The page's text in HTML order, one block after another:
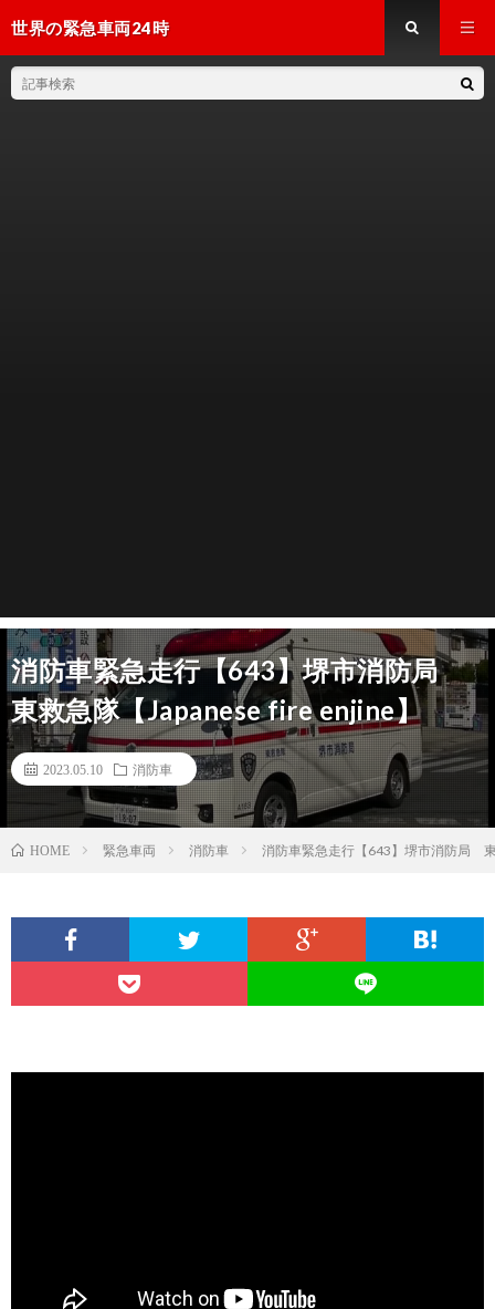
世界の緊急車両24時
消防車緊急走行【643】堺市消防局
東救急隊【Japanese fire enjine】
2023.05.10 消防車
HOME 緊急車両 消防車 消防車緊急走行【643】堺市消防局